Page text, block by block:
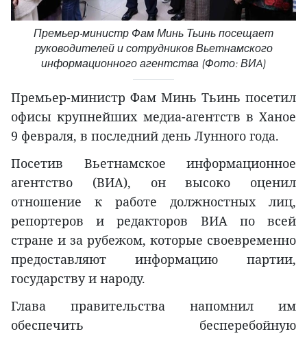
Премьер-министр Фам Минь Тьинь посещает
руководителей и сотрудников Вьетнамского
информационного агентства (Фото: ВИA)
Премьер-министр Фам Минь Тьинь посетил
офисы крупнейших медиа-агентств в Ханое
9 февраля, в последний день Лунного года.
Посетив Вьетнамское информационное
агентство (ВИA), он высоко оценил
отношение к работе должностных лиц,
репортеров и редакторов ВИА по всей
стране и за рубежом, которые своевременно
предоставляют информацию партии,
государству и народу.
Глава правительства напомнил им
обеспечить бесперебойную